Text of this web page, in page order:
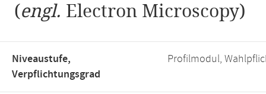
(engl. Electron Microscopy)
Niveaustufe,
Verpflichtungsgrad
Profilmodul,